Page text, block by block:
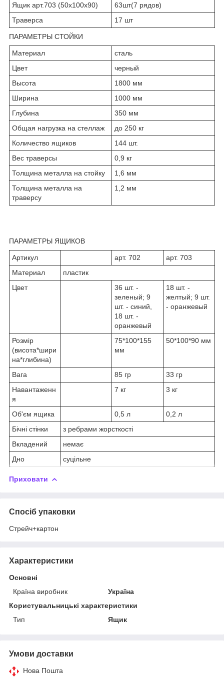
Ящик арт.703 (50х100х90)
63шт(7 рядов)
Траверса
17 шт
ПАРАМЕТРЫ СТОЙКИ
Материал
сталь
Цвет
черный
Высота
1800 мм
Ширина
1000 мм
Глубина
350 мм
Общая нагрузка на стеллаж
до 250 кг
Количество ящиков
144 шт.
Вес траверсы
0,9 кг
Толщина металла на стойку
1,6 мм
Толщина металла на
траверсу
1,2 мм
ПАРАМЕТРЫ ЯЩИКОВ
Артикул арт. 702
арт. 703
Материал
пластик
Цвет
36 шт. -
зеленый; 9
шт. - синий,
18 шт. -
оранжевый
18 шт. -
желтый; 9 шт.
- оранжевый
Розмір
(висота*шири
на*глибина)
75*100*155
мм
50*100*90 мм
Вага 85 гр
33 гр
Навантаженн
я
7 кг 3 кг
Об'єм ящика 0,5 л
0,2 л
Бічні стінки
з ребрами жорсткості
Вкладений
немає
Дно
суцільне
Приховати
Спосіб упаковки
Стрейч+картон
Характеристики
Основні
Країна виробник
Україна
Користувальницькі характеристики
Тип
Ящик
Умови доставки
Нова Пошта